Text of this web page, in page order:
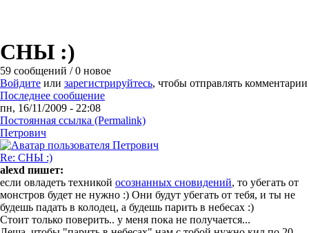
СНЫ :)
59 сообщений / 0 новое
Войдите или зарегистрируйтесь, чтобы отправлять комментарии
Последнее сообщение
пн, 16/11/2009 - 22:08
Постоянная ссылка (Permalink)
Петрович
Re: СНЫ :)
alexd пишет:
если овладеть техникой осознанных сновидений, то убегать от
монстров будет не нужно :) Они будут убегать от тебя, и ты не
будешь падать в колодец, а будешь парить в небесах :)
Стоит только поверить.. у меня пока не получается...